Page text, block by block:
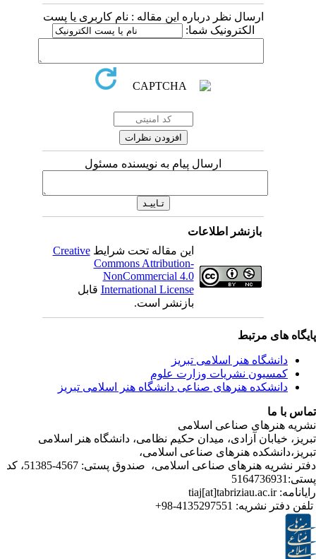
ارسال نظر درباره این مقاله : نام کاربری یا پست
الکترونیک شما:
ارسال پیام به نویسنده مسئول
بازنشر اطلاعات
این مقاله تحت شرایطCreative
Commons Attribution-
NonCommercial 4.0
International Licenseقابل
بازنشر است.
مرتبط
هنر اسلامی تبریز
نشریات وزارت علوم
هنرهای صناعی دانشگاه هنر اسلامی تبریز
صناعی اسلامی
آزادی، میدان حکیم نظامی، دانشگاه هنر اسلامی
هنرهای صناعی اسلامی،
دفتر نشریه هنرهای صناعی اسلامی، صندوق پستی: 4567-51385، کد
نشریه:4135297551-98+